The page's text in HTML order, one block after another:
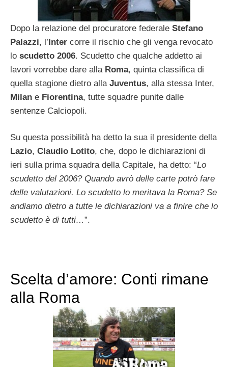
Dopo la relazione del procuratore federale Stefano
Palazzi, l’Inter corre il rischio che gli venga revocato
lo scudetto 2006. Scudetto che qualche addetto ai
lavori vorrebbe dare alla Roma, quinta classifica di
quella stagione dietro alla Juventus, alla stessa Inter,
Milan e Fiorentina, tutte squadre punite dalle
sentenze Calciopoli.
Su questa possibilità ha detto la sua il presidente della
Lazio, Claudio Lotito, che, dopo le dichiarazioni di
ieri sulla prima squadra della Capitale, ha detto: “Lo
scudetto del 2006? Quando avrò delle carte potrò fare
delle valutazioni. Lo scudetto lo meritava la Roma? Se
andiamo dietro a tutte le dichiarazioni va a finire che lo
scudetto è di tutti…”.
Scelta d’amore: Conti rimane
alla Roma